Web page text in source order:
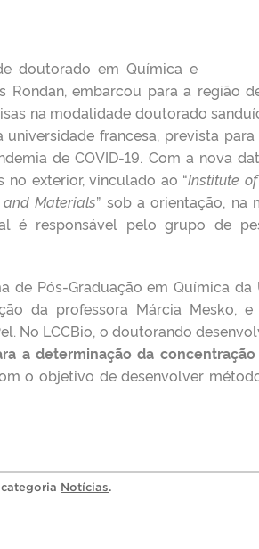
doutorado em Química e
Rondan, embarcou para a região
na modalidade doutorado
universidade francesa, prevista
de COVID-19. Com a nova
no exterior, vinculado ao “Institute
Materials” sob a orientação, na
é responsável pelo grupo de
de Pós-Graduação em Química da
da professora Márcia Mesko,
No LCCBio, o doutorando
a determinação da
o objetivo de desenvolver
Notícias.